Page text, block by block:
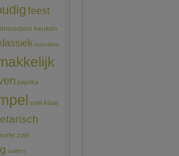
feest
keuken
klassieker
paprika
snel klaar
zoet
zuiders